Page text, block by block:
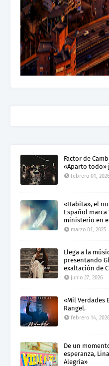
Factor de
«Aparto todo»
febrero 01,
«Habita», el
Español
ministerio en
marzo 01, 2025
Llega a la
presentando
exaltación de
junio 27, 2026
«Mil Verdades
Rangel.
febrero 14,
De un
esperanza,
Alegría»